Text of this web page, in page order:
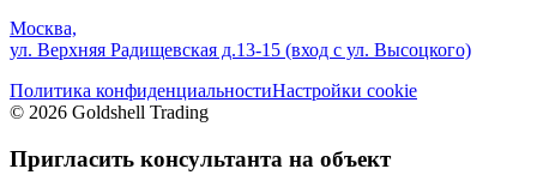
Москва,
ул. Верхняя Радищевская д.13-15 (вход с ул. Высоцкого)
Политика конфиденциальностиНастройки cookie
© 2026 Goldshell Trading
Пригласить консультанта на объект